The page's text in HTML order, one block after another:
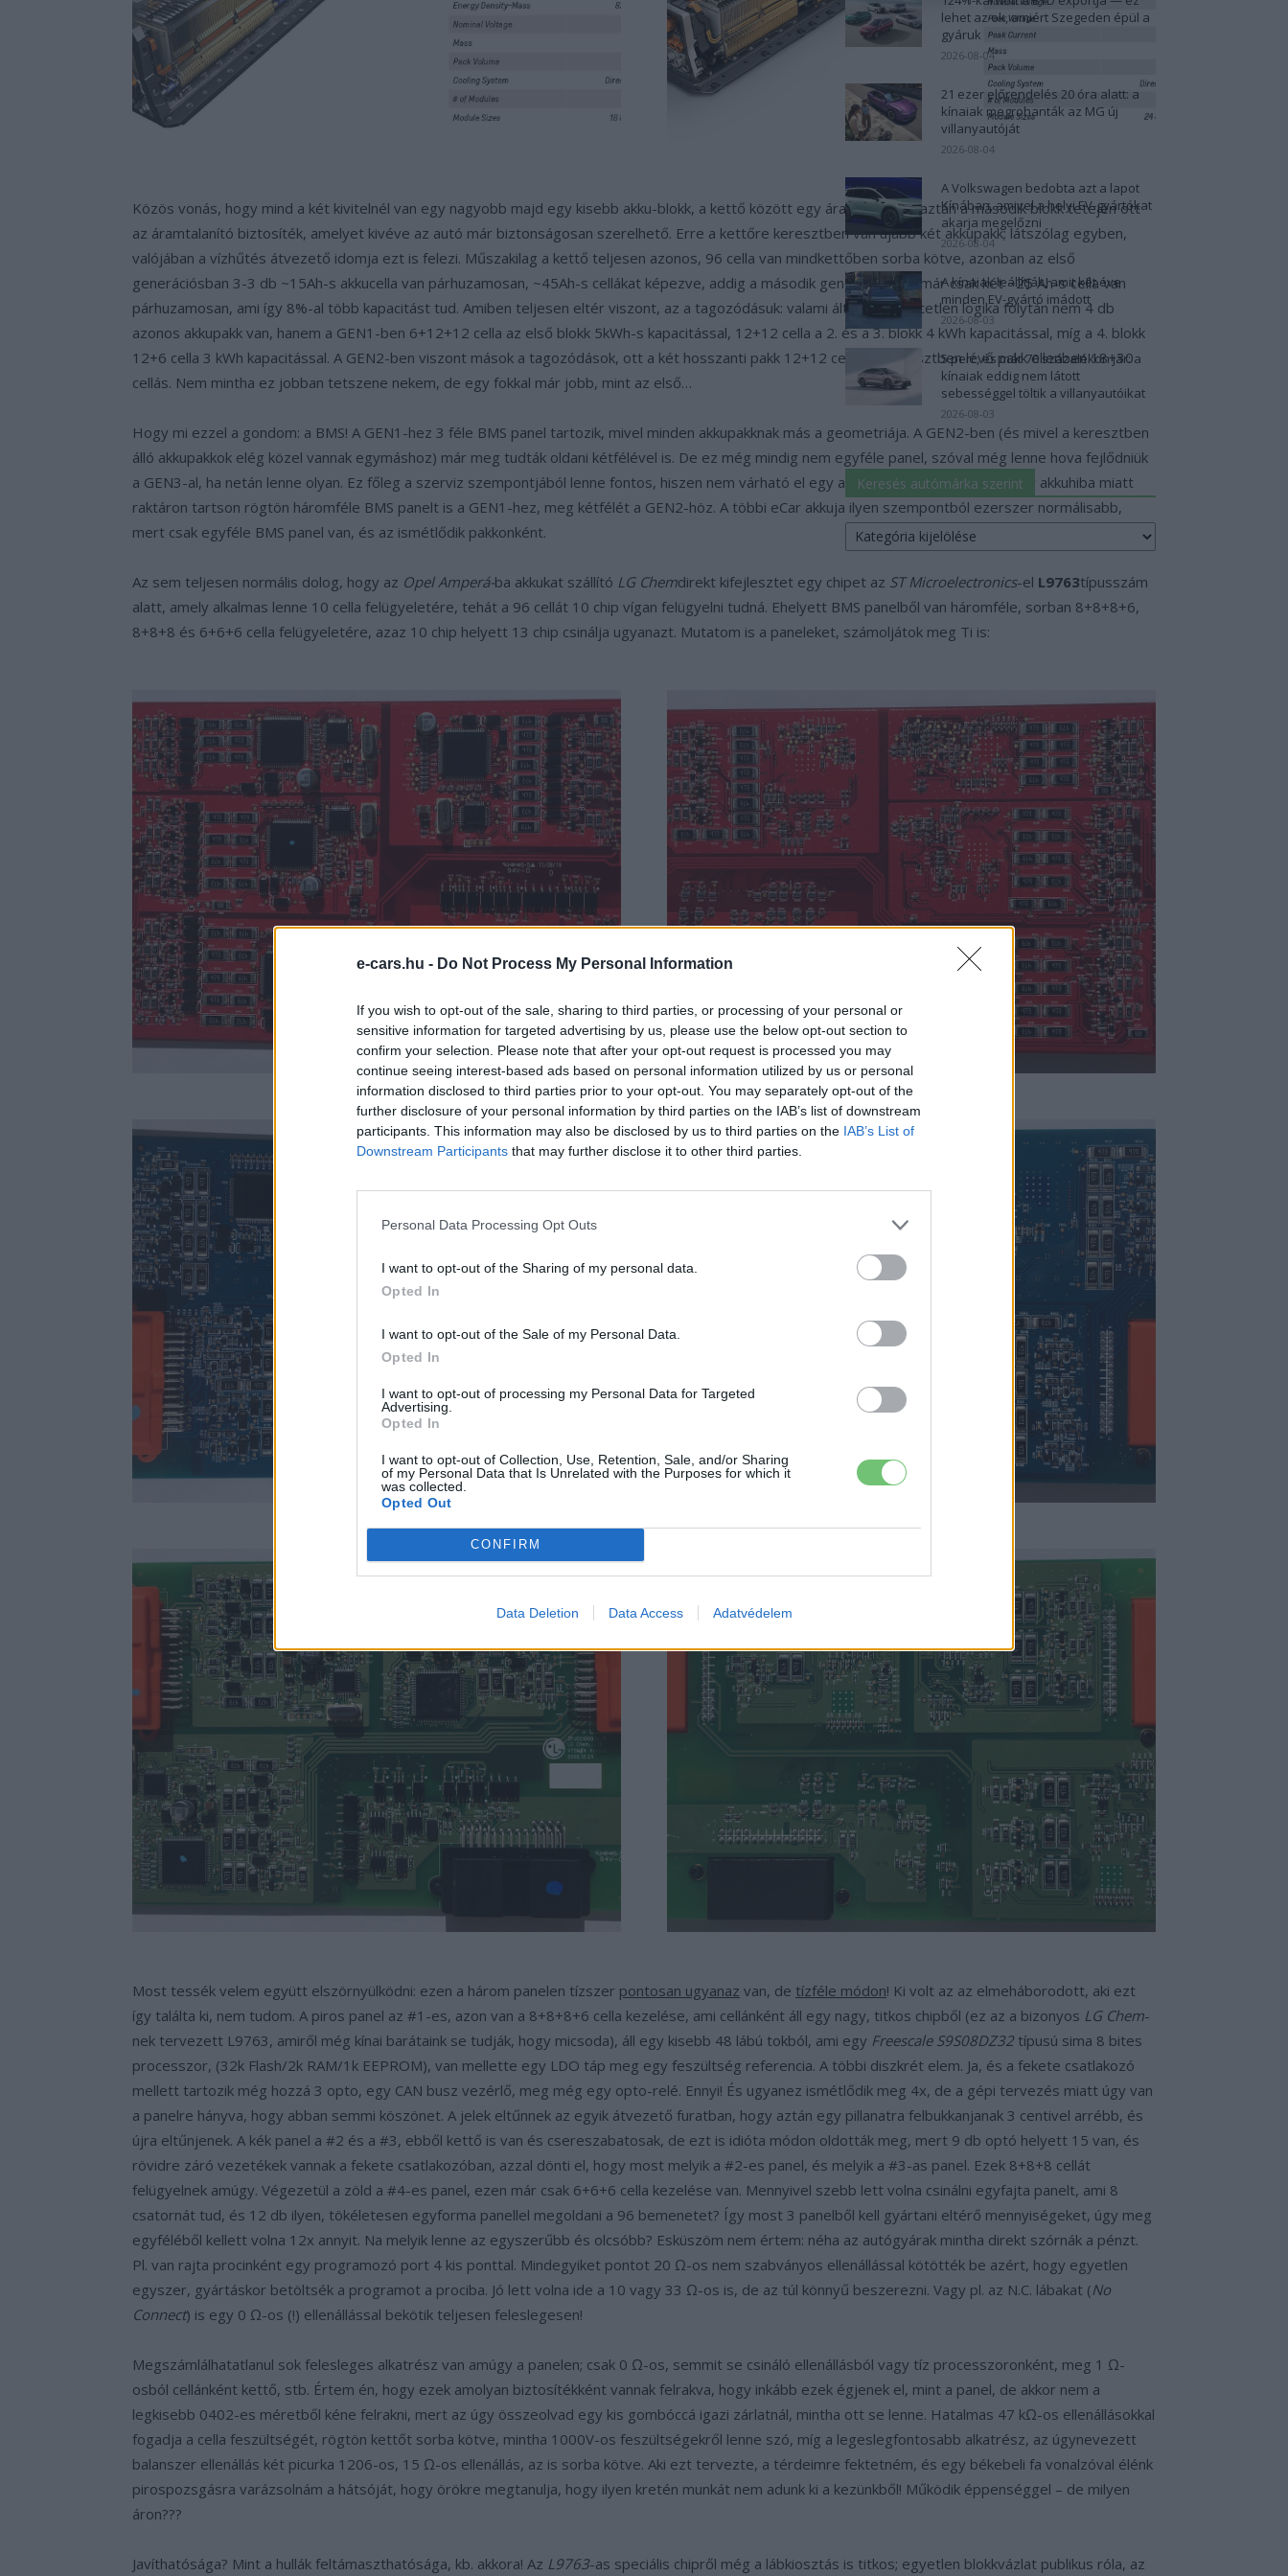
e-cars.hu - Do Not Process My Personal Information
If you wish to opt-out of the sale, sharing to third parties, or processing of your personal or
sensitive information for targeted advertising by us, please use the below opt-out section to
confirm your selection. Please note that after your opt-out request is processed you may
continue seeing interest-based ads based on personal information utilized by us or personal
information disclosed to third parties prior to your opt-out. You may separately opt-out of the
further disclosure of your personal information by third parties on the IAB’s list of downstream
participants. This information may also be disclosed by us to third parties on the IAB’s List of
Downstream Participants that may further disclose it to other third parties.
Personal Data Processing Opt Outs
I want to opt-out of the Sharing of my personal data.
Opted In
I want to opt-out of the Sale of my Personal Data.
Opted In
I want to opt-out of processing my Personal Data for Targeted
Advertising.
Opted In
I want to opt-out of Collection, Use, Retention, Sale, and/or Sharing
of my Personal Data that Is Unrelated with the Purposes for which it
was collected.
Opted Out
CONFIRM
Data Deletion Data Access Adatvédelem
Közös vonás, hogy mind a két kivitelnél van egy nagyobb majd egy kisebb akku-blokk, a kettő között egy árammérővel; aztán a második blokk tetején ott
az áramtalanító biztosíték, amelyet kivéve az autó már biztonságosan szerelhető. Erre a kettőre keresztben van újabb két akkupakk; látszólag egyben,
valójában a vízhűtés átvezető idomja ezt is felezi. Műszakilag a kettő teljesen azonos, 96 cella van mindkettőben sorba kötve, azonban az első
generációsban 3-3 db ~15Ah-s akkucella van párhuzamosan, ~45Ah-s cellákat képezve, addig a második generációsban már csak két ~25 Ah-s cella van
párhuzamosan, ami így 8%-al több kapacitást tud. Amiben teljesen eltér viszont, az a tagozódásuk: valami általam érthetetlen logika folytán nem 4 db
azonos akkupakk van, hanem a GEN1-ben 6+12+12 cella az első blokk 5kWh-s kapacitással, 12+12 cella a 2. és a 3. blokk 4 kWh kapacitással, míg a 4. blokk
12+6 cella 3 kWh kapacitással. A GEN2-ben viszont mások a tagozódások, ott a két hosszanti pakk 12+12 cellás, a keresztben lévő pakk ellenben 18+30
cellás. Nem mintha ez jobban tetszene nekem, de egy fokkal már jobb, mint az első…
Hogy mi ezzel a gondom: a BMS! A GEN1-hez 3 féle BMS panel tartozik, mivel minden akkupakknak más a geometriája. A GEN2-ben (és mivel a keresztben
álló akkupakkok elég közel vannak egymáshoz) már meg tudták oldani kétfélével is. De ez még mindig nem egyféle panel, szóval még lenne hova fejlődniük
a GEN3-al, ha netán lenne olyan. Ez főleg a szerviz szempontjából lenne fontos, hiszen nem várható el egy autószerelőtől sem, hogy egy akkuhiba miatt
raktáron tartson rögtön háromféle BMS panelt is a GEN1-hez, meg kétfélét a GEN2-höz. A többi eCar akkuja ilyen szempontból ezerszer normálisabb,
mert csak egyféle BMS panel van, és az ismétlődik pakkonként.
Az sem teljesen normális dolog, hogy az Opel Amperá-ba akkukat szállító LG Chemdirekt kifejlesztet egy chipet az ST Microelectronics-el L9763típusszám
alatt, amely alkalmas lenne 10 cella felügyeletére, tehát a 96 cellát 10 chip vígan felügyelni tudná. Ehelyett BMS panelből van háromféle, sorban 8+8+8+6,
8+8+8 és 6+6+6 cella felügyeletére, azaz 10 chip helyett 13 chip csinálja ugyanazt. Mutatom is a paneleket, számoljátok meg Ti is:
Most tessék velem együtt elszörnyülködni: ezen a három panelen tízszer pontosan ugyanaz van, de tízféle módon! Ki volt az az elmeháborodott, aki ezt
így találta ki, nem tudom. A piros panel az #1-es, azon van a 8+8+8+6 cella kezelése, ami cellánként áll egy nagy, titkos chipből (ez az a bizonyos LG Chem-
nek tervezett L9763, amiről még kínai barátaink se tudják, hogy micsoda), áll egy kisebb 48 lábú tokból, ami egy Freescale S9S08DZ32 típusú sima 8 bites
processzor, (32k Flash/2k RAM/1k EEPROM), van mellette egy LDO táp meg egy feszültség referencia. A többi diszkrét elem. Ja, és a fekete csatlakozó
mellett tartozik még hozzá 3 opto, egy CAN busz vezérlő, meg még egy opto-relé. Ennyi! És ugyanez ismétlődik meg 4x, de a gépi tervezés miatt úgy van
a panelre hányva, hogy abban semmi köszönet. A jelek eltűnnek az egyik átvezető furatban, hogy aztán egy pillanatra felbukkanjanak 3 centivel arrébb, és
újra eltűnjenek. A kék panel a #2 és a #3, ebből kettő is van és csereszabatosak, de ezt is idióta módon oldották meg, mert 9 db optó helyett 15 van, és
rövidre záró vezetékek vannak a fekete csatlakozóban, azzal dönti el, hogy most melyik a #2-es panel, és melyik a #3­-as panel. Ezek 8+8+8 cellát
felügyelnek amúgy. Végezetül a zöld a #4-es panel, ezen már csak 6+6+6 cella kezelése van. Mennyivel szebb lett volna csinálni egyfajta panelt, ami 8
csatornát tud, és 12 db ilyen, tökéletesen egyforma panellel megoldani a 96 bemenetet? Így most 3 panelből kell gyártani eltérő mennyiségeket, úgy meg
egyféléből kellett volna 12x annyit. Na melyik lenne az egyszerűbb és olcsóbb? Esküszöm nem értem: néha az autógyárak mintha direkt szórnák a pénzt.
Pl. van rajta procinként egy programozó port 4 kis ponttal. Mindegyiket pontot 20 Ω-os nem szabványos ellenállással kötötték be azért, hogy egyetlen
egyszer, gyártáskor betöltsék a programot a prociba. Jó lett volna ide a 10 vagy 33 Ω-os is, de az túl könnyű beszerezni. Vagy pl. az N.C. lábakat (No
Connect) is egy 0 Ω-os (!) ellenállással bekötik teljesen feleslegesen!
Megszámlálhatatlanul sok felesleges alkatrész van amúgy a panelen; csak 0 Ω-os, semmit se csináló ellenállásból vagy tíz processzoronként, meg 1 Ω-
osból cellánként kettő, stb. Értem én, hogy ezek amolyan biztosítékként vannak felrakva, hogy inkább ezek égjenek el, mint a panel, de akkor nem a
legkisebb 0402-es méretből kéne felrakni, mert az úgy összeolvad egy kis gombóccá igazi zárlatnál, mintha ott se lenne. Hatalmas 47 kΩ-os ellenállásokkal
fogadja a cella feszültségét, rögtön kettőt sorba kötve, mintha 1000V-os feszültségekről lenne szó, míg a legeslegfontosabb alkatrész, az úgynevezett
balanszer ellenállás két picurka 1206-os, 15 Ω-os ellenállás, az is sorba kötve. Aki ezt tervezte, a térdeimre fektetném, és egy békebeli fa vonalzóval élénk
pirospozsgásra varázsolnám a hátsóját, hogy örökre megtanulja, hogy ilyen kretén munkát nem adunk ki a kezünkből! Működik éppenséggel – de milyen
áron???
Javíthatósága? Mint a hullák feltámaszthatósága, kb. akkora! Az L9763-as speciális chipről még a lábkiosztás is titkos; egyetlen blokkvázlat publikus róla, az
lehet az ok, amiért Szegeden épül a
gyáruk
2026-08-04
21 ezer előrendelés 20 óra alatt: a
kínaiak megrohanták az MG új
villanyautóját
2026-08-04
A Volkswagen bedobta azt a lapot
Kínában, amivel a helyi EV-gyártókat
akarja megelőzni
2026-08-04
A kínaiak leállítják, amit két éve
minden EV-gyártó imádott
2026-08-03
5 perc, és már 70 százalékon jár: a
kínaiak eddig nem látott
sebességgel töltik a villanyautóikat
2026-08-03
Keresés autómárka szerint
Keresés
autómárka